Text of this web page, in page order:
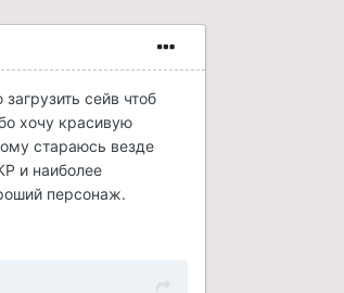
сейв чтоб
хочу красивую
стараюсь везде
и наиболее
персонаж.